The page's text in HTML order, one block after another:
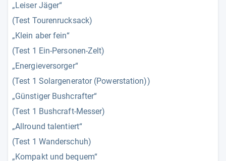
„Leiser Jäger“
(Test Tourenrucksack)
„Klein aber fein“
(Test 1 Ein-Personen-Zelt)
„Energieversorger“
(Test 1 Solargenerator (Powerstation))
„Günstiger Bushcrafter“
(Test 1 Bushcraft-Messer)
„Allround talentiert“
(Test 1 Wanderschuh)
„Kompakt und bequem“